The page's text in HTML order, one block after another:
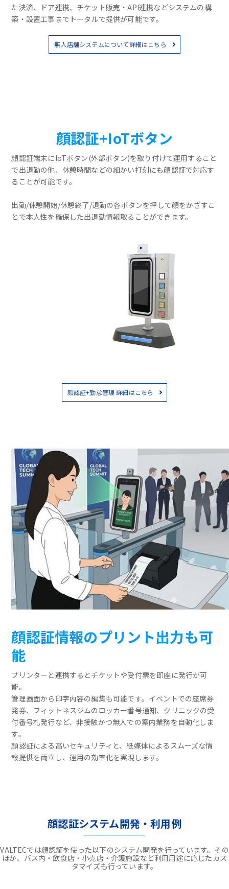
た決済、ドア連携、チケット販売・API連携などシステムの構
築・設置工事までトータルで提供が可能です。
無人店舗システムについて詳細はこちら
顔認証+IoTボタン
顔認証端末にIoTボタン(外部ボタン)を取り付けて運用すること
で出退勤の他、休憩時間などの細かい打刻にも顔認証で対応す
ることが可能です。
出勤/休憩開始/休憩終了/退勤の各ボタンを押して顔をかざすこ
とで本人性を確保した出退勤情報取ることができます。
顔認証+勤怠管理 詳細はこちら
顔認証情報のプリント出力も可
能
プリンターと連携するとチケットや受付票を即座に発行が可
能。
管理画面から印字内容の編集も可能です。イベントでの座席券
発券、フィットネスジムのロッカー番号通知、クリニックの受
付番号札発行など、非接触かつ無人での案内業務を自動化しま
す。
顔認証による高いセキュリティと、紙媒体によるスムーズな情
報提供を両立し、運用の効率化を実現します。
顔認証システム開発・利用例
VALTECでは顔認証を使った以下のシステム開発を行っています。その
ほか、バス内・飲食店・小売店・介護施設など利用用途に応じたカス
タマイズも行っています。